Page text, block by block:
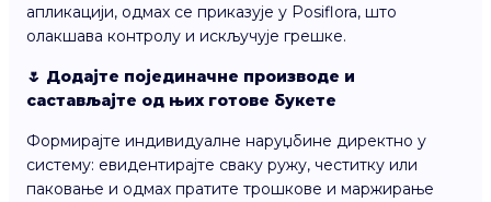
апликацији, одмах се приказује у Posiflora, што
олакшава контролу и искључује грешке.
🌷 Додајте појединачне производе и
састављајте од њих готове букете
Формирајте индивидуалне наруџбине директно у
систему: евидентирајте сваку ружу, честитку или
паковање и одмах пратите трошкове и маржирање